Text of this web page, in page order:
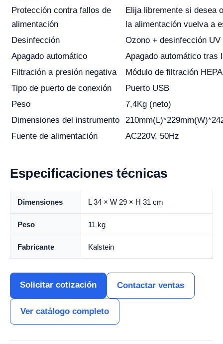
Protección contra fallos de
alimentación
Elija libremente si desea
la alimentación vuelva a
Desinfección
Ozono + desinfección UV
Apagado automático
Apagado automático tras
Filtración a presión negativa
Módulo de filtración
Tipo de puerto de conexión
Puerto USB
Peso
7,4Kg (neto)
Dimensiones del instrumento
Fuente de alimentación
AC220V, 50Hz
Especificaciones técnicas
Dimensiones L 34 × W 29 × H 31 cm
Peso 11 kg
Fabricante Kalstein
Solicitar cotización Contactar ventas
Ver catálogo completo